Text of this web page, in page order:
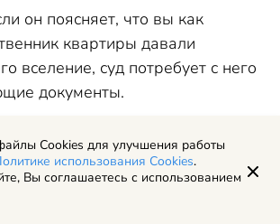
он поясняет, что вы как
квартиры давали
вселение, суд потребует с него
документы.
СУДЕБНОЙ ПРАКТИКИ.
из квартиры ответчиков, которые
Cookies для улучшения работы
использования Cookies.
Вы соглашаетесь с использованием